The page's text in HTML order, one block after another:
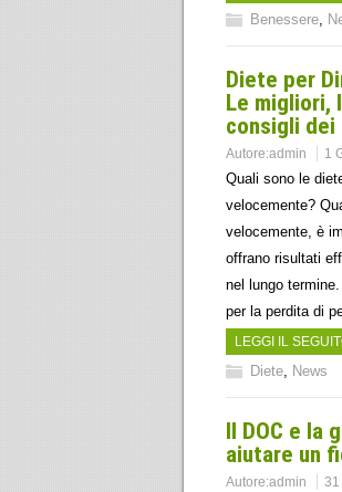
Benessere,
Diete per
Le migliori,
consigli
Autore:admin 1
Quali sono le
velocemente?
velocemente, è
offrano risultati
nel lungo
per la perdita di
LEGGI IL
Diete, News
Il DOC e la
aiutare un
Autore:admin 31